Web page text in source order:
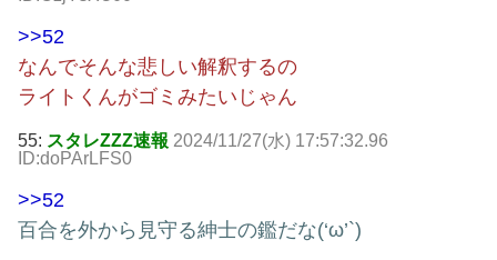
>>52
なんでそんな悲しい解釈するの
ライトくんがゴミみたいじゃん
55: スタレZZZ速報 2024/11/27(水) 17:57:32.96
ID:doPArLFS0
>>52
百合を外から見守る紳士の鑑だな(‘ω’`)